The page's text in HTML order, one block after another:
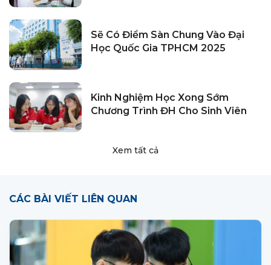
Sẽ Có Điểm Sàn Chung Vào Đại
Học Quốc Gia TPHCM 2025
Kinh Nghiệm Học Xong Sớm
Chương Trình ĐH Cho Sinh Viên
Xem tất cả
CÁC BÀI VIẾT LIÊN QUAN